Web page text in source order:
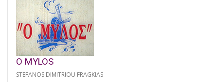
O MYLOS
STEFANOS DIMITRIOU FRAGKIAS